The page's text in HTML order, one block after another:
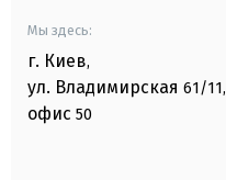
Мы здесь:
г. Киев,
ул. Владимирская 61/11,
офис 50